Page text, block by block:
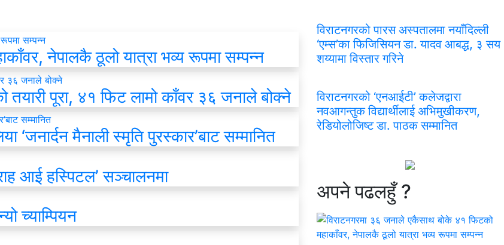
नेपालकै ठूलो यात्रा भव्य रूपमा सम्पन्न
तयारी पूरा, ४१ फिट लामो काँवर ३६ जनाले बोक्ने
मैनाली स्मृति पुरस्कार’बाट सम्मानित
आई हस्पिटल’ सञ्चालनमा
च्याम्पियन
विराटनगरको पारस अस्पतालमा नयाँदिल्ली
‘एम्स’का फिजिसियन डा. यादव आबद्ध, ३ सय
शय्यामा विस्तार गरिने
विराटनगरको ‘एनआईटी’ कलेजद्वारा
नवआगन्तुक विद्यार्थीलाई अभिमुखीकरण,
रेडियोलोजिष्ट डा. पाठक सम्मानित
अपनेपढलहुँ ?